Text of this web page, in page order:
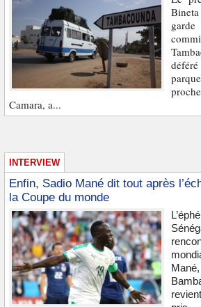
Camara, a...
INTERVIEW
Enfin, Sadio Mané dit tout après
la Coupe du monde